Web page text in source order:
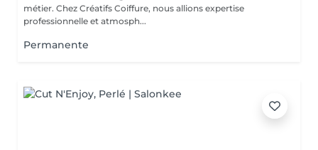
métier. Chez Créatifs Coiffure, nous allions expertise
professionnelle et atmosph...
Permanente